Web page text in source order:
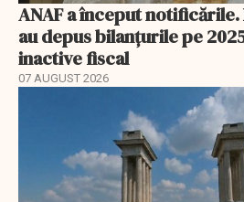
ANAF a început
au depus bilanțurile pe
inactive fiscal
07 AUGUST 2026